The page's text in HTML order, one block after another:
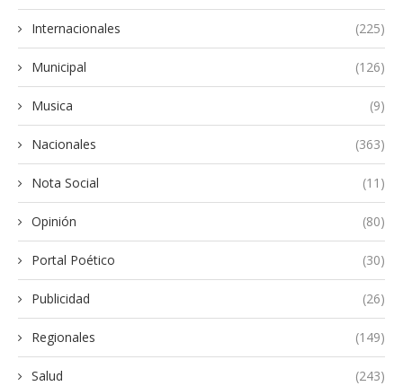
Internacionales (225)
Municipal (126)
Musica (9)
Nacionales (363)
Nota Social (11)
Opinión (80)
Portal Poético (30)
Publicidad (26)
Regionales (149)
Salud (243)